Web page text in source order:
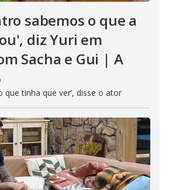
sabemos o que a
diz Yuri em
Sacha e Gui | A
que tinha que ver’, disse o ator